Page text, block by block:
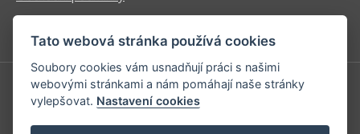
Ochrana osobních údajů
Příhlášení | Registrace
Kontaktní informace
Tato webová stránka používá cookies
Soubory cookies vám usnadňují práci s našimi
webovými stránkami a nám pomáhají naše stránky
vylepšovat. Nastavení cookies